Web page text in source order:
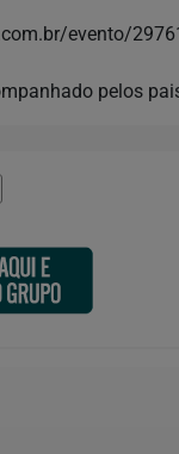
evento/
pelos